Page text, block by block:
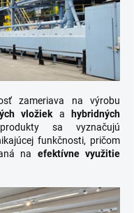
zameriava na výrobu
vložiek a
hybridných
sa vyznačujú
funkčnosti, pričom
na efektívne využitie